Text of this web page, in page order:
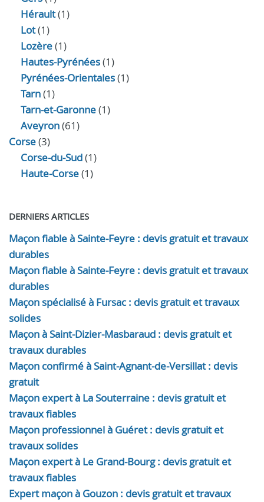
Hérault(1)
Lot(1)
Lozère(1)
Hautes-Pyrénées(1)
Pyrénées-Orientales(1)
Tarn(1)
Tarn-et-Garonne(1)
Aveyron(61)
Corse(3)
Corse-du-Sud(1)
Haute-Corse(1)
DERNIERS ARTICLES
Maçon fiable à Sainte-Feyre : devis gratuit et travaux
durables
Maçon fiable à Sainte-Feyre : devis gratuit et travaux
durables
Maçon spécialisé à Fursac : devis gratuit et travaux
solides
Maçon à Saint-Dizier-Masbaraud : devis gratuit et
travaux durables
Maçon confirmé à Saint-Agnant-de-Versillat : devis
gratuit
Maçon expert à La Souterraine : devis gratuit et
travaux fiables
Maçon professionnel à Guéret : devis gratuit et
travaux solides
Maçon expert à Le Grand-Bourg : devis gratuit et
travaux fiables
Expert maçon à Gouzon : devis gratuit et travaux